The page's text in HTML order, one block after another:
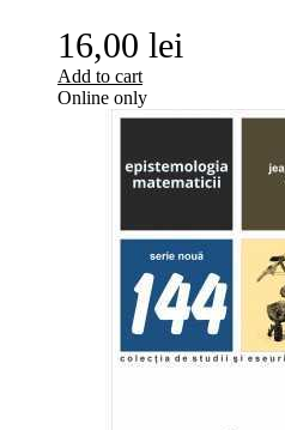
16,00 lei
Add to cart
Online only